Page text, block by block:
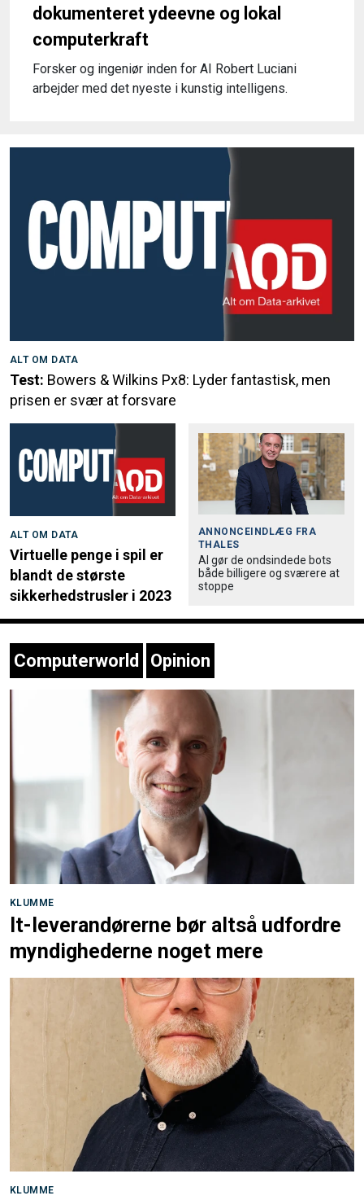
dokumenteret ydeevne og lokal
computerkraft
Forsker og ingeniør inden for AI Robert Luciani
arbejder med det nyeste i kunstig intelligens.
ALT OM DATA
Test: Bowers & Wilkins Px8: Lyder fantastisk, men
prisen er svær at forsvare
ALT OM DATA
Virtuelle penge i spil er
blandt de største
sikkerhedstrusler i 2023
ANNONCEINDLÆG FRA
THALES
AI gør de ondsindede bots
både billigere og sværere at
stoppe
Computerworld Opinion
KLUMME
It-leverandørerne bør altså udfordre
myndighederne noget mere
KLUMME